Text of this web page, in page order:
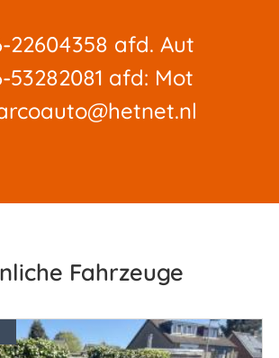
22604358 afd. Aut
53282081 afd: Mot
Fahrzeuge